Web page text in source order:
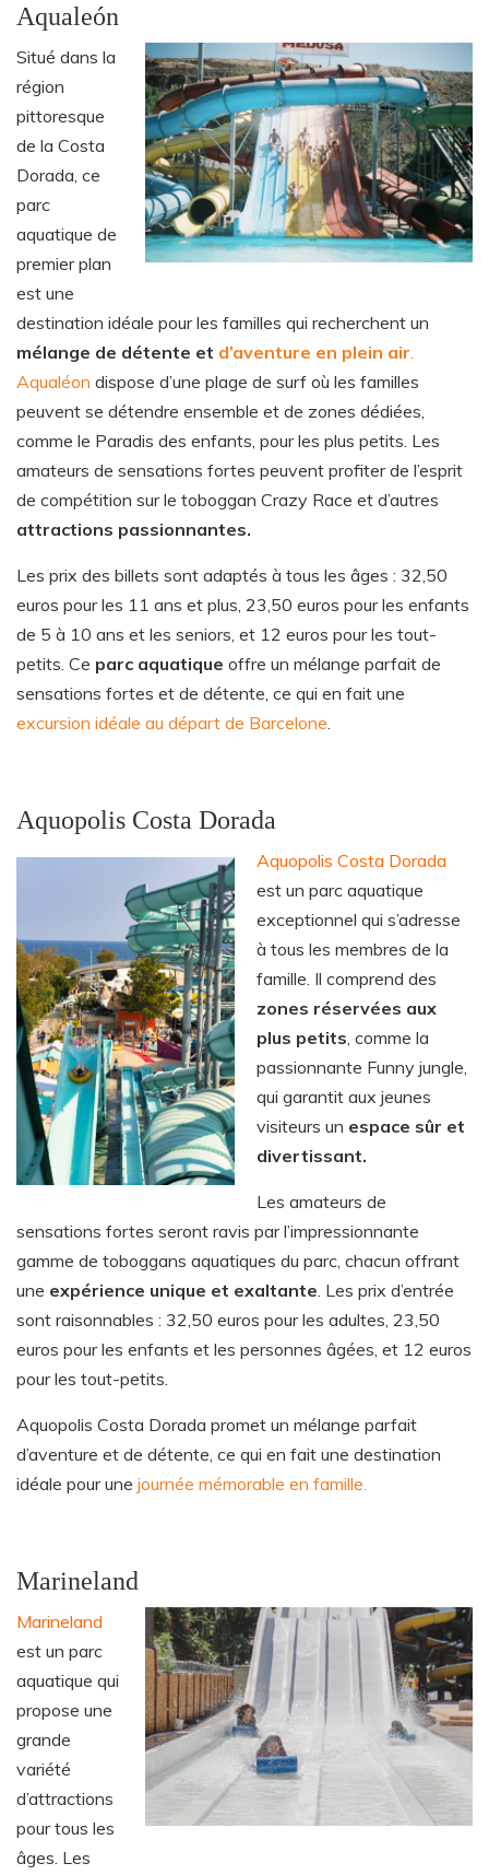
Aqualeón
Situé dans la
région
pittoresque
de la Costa
Dorada, ce
parc
aquatique de
premier plan
est une
destination idéale pour les familles qui recherchent un
mélange de détente et d’aventure en plein air.
Aqualéon dispose d’une plage de surf où les familles
peuvent se détendre ensemble et de zones dédiées,
comme le Paradis des enfants, pour les plus petits. Les
amateurs de sensations fortes peuvent profiter de l’esprit
de compétition sur le toboggan Crazy Race et d’autres
attractions passionnantes.
Les prix des billets sont adaptés à tous les âges : 32,50
euros pour les 11 ans et plus, 23,50 euros pour les enfants
de 5 à 10 ans et les seniors, et 12 euros pour les tout-
petits. Ce parc aquatique offre un mélange parfait de
sensations fortes et de détente, ce qui en fait une
excursion idéale au départ de Barcelone.
Aquopolis Costa Dorada
Aquopolis Costa Dorada
est un parc aquatique
exceptionnel qui s’adresse
à tous les membres de la
famille. Il comprend des
zones réservées aux
plus petits, comme la
passionnante Funny jungle,
qui garantit aux jeunes
visiteurs un espace sûr et
divertissant.
Les amateurs de
sensations fortes seront ravis par l’impressionnante
gamme de toboggans aquatiques du parc, chacun offrant
une expérience unique et exaltante. Les prix d’entrée
sont raisonnables : 32,50 euros pour les adultes, 23,50
euros pour les enfants et les personnes âgées, et 12 euros
pour les tout-petits.
Aquopolis Costa Dorada promet un mélange parfait
d’aventure et de détente, ce qui en fait une destination
idéale pour une journée mémorable en famille.
Marineland
Marineland
est un parc
aquatique qui
propose une
grande
variété
d’attractions
pour tous les
âges. Les